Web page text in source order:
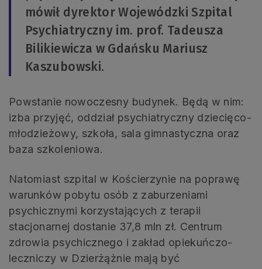
mówił dyrektor Wojewódzki Szpital
Psychiatryczny im. prof. Tadeusza
Bilikiewicza w Gdańsku Mariusz
Kaszubowski.
Powstanie nowoczesny budynek. Będą w nim:
izba przyjęć, oddział psychiatryczny dziecięco-
młodzieżowy, szkoła, sala gimnastyczna oraz
baza szkoleniowa.
Natomiast szpital w Kościerzynie na poprawę
warunków pobytu osób z zaburzeniami
psychicznymi korzystających z terapii
stacjonarnej dostanie 37,8 mln zł. Centrum
zdrowia psychicznego i zakład opiekuńczo-
leczniczy w Dzierżążnie mają być